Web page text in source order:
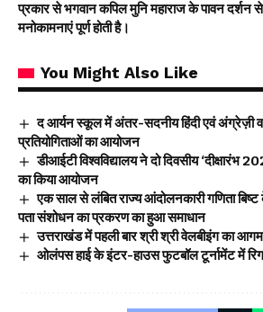
प्रकार से भगवान कपिल मुनि महाराज के पावन दर्शन
मनोकामनाएं पूर्ण होती है।
You Might Also Like
द आर्यन स्कूल में अंतर-सदनीय हिंदी एवं अंग्रेज़ी
प्रतियोगिताओं का आयोजन
डीआईटी विश्वविद्यालय ने दो दिवसीय ‘दीक्षारंभ
का किया आयोजन
एक साल से लंबित राज्य आंदोलनकारी गणिता
पता संशोधन का प्रकरण का हुआ समाधान
उत्तराखंड में पहली बार श्री श्री वेलबीइंग का
ओलंपस हाई के इंटर-हाउस फुटबॉल टूर्नामेंट में